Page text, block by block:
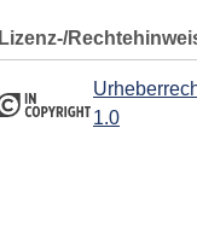
Lizenz-/
1.0